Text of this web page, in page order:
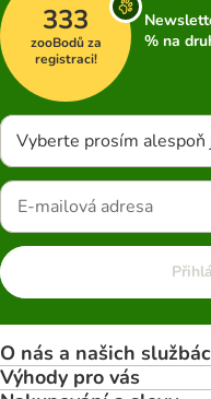
333
zooBodů za
registraci!
% na
Vyberte prosím
O nás a našich
Výhody pro vás